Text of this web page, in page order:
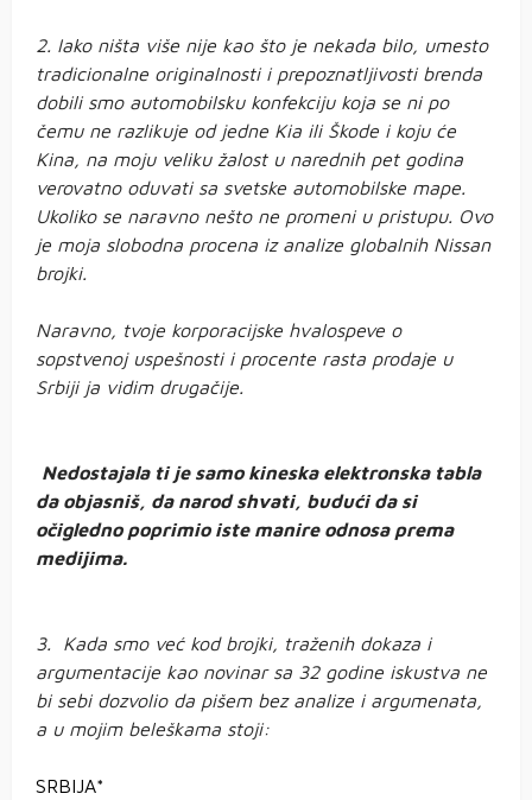
2. Iako ništa više nije kao što je nekada bilo, umesto
tradicionalne originalnosti i prepoznatljivosti brenda
dobili smo automobilsku konfekciju koja se ni po
čemu ne razlikuje od jedne Kia ili Škode i koju će
Kina, na moju veliku žalost u narednih pet godina
verovatno oduvati sa svetske automobilske mape.
Ukoliko se naravno nešto ne promeni u pristupu. Ovo
je moja slobodna procena iz analize globalnih Nissan
brojki.
Naravno, tvoje korporacijske hvalospeve o
sopstvenoj uspešnosti i procente rasta prodaje u
Srbiji ja vidim drugačije.
Nedostajala ti je samo kineska elektronska tabla
da objasniš, da narod shvati, budući da si
očigledno poprimio iste manire odnosa prema
medijima.
3. Kada smo već kod brojki, traženih dokaza i
argumentacije kao novinar sa 32 godine iskustva ne
bi sebi dozvolio da pišem bez analize i argumenata,
a u mojim beleškama stoji:
SRBIJA*